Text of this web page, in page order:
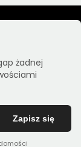
żadnej
Zapisz się